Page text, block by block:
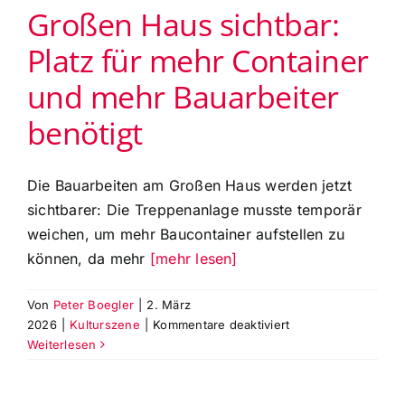
Großen Haus sichtbar:
Platz für mehr Container
und mehr Bauarbeiter
benötigt
Die Bauarbeiten am Großen Haus werden jetzt
sichtbarer: Die Treppenanlage musste temporär
weichen, um mehr Baucontainer aufstellen zu
können, da mehr [mehr lesen]
Von Peter Boegler
2. März
2026
Kulturszene Kommentare deaktiviertfür
Weiterlesen